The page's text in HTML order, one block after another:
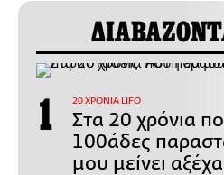
20 ΧΡΟΝΙΑ LIFO
Στα 20 χρόνια
100άδες
μου μείνει